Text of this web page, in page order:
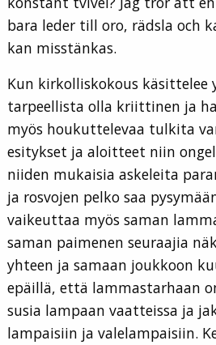
bara leder till oro, rädsla och
kan misstänkas.
Kun kirkolliskokous käsittelee
tarpeellista olla kriittinen ja
myös houkuttelevaa tulkita
esitykset ja aloitteet niin
niiden mukaisia askeleita
ja rosvojen pelko saa
vaikeuttaa myös saman
saman paimenen seuraajia
yhteen ja samaan joukkoon
epäillä, että lammastarhaan
susia lampaan vaatteissa ja
lampaisiin ja valelampaisiin.